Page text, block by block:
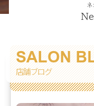
SALON
店舗ブログ